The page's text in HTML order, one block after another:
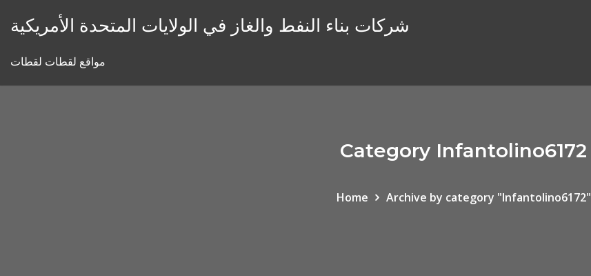
شركات بناء النفط والغاز في الولايات المتحدة الأمريكية
مواقع لقطات لقطات
Category Infantolino6172
Home Archive by category "Infantolino6172"